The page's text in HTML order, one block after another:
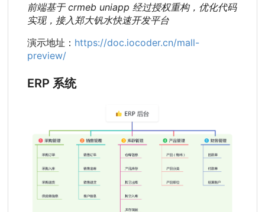
前端基于 crmeb uniapp 经过授权重构，优化代码
实现，接入郑大钒水快速开发平台
演示地址： https://doc.iocoder.cn/mall-
preview/
ERP 系统